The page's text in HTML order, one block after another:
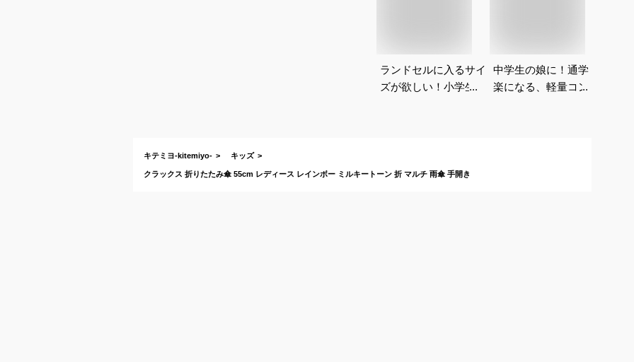
ランドセルに入るサイ
ズが欲しい！小学生に
中学生の娘に！通学が
楽になる、軽量コンパ
キテミヨ-kitemiyo- キッズ
クラックス 折りたたみ傘 55cm レディース レインボー ミルキートーン 折 マルチ 雨傘 手開き